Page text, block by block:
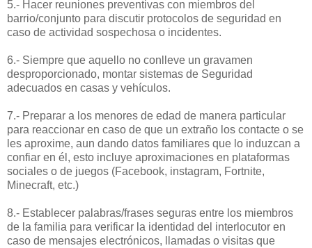
5.- Hacer reuniones preventivas con miembros del
barrio/conjunto para discutir protocolos de seguridad en
caso de actividad sospechosa o incidentes.
6.- Siempre que aquello no conlleve un gravamen
desproporcionado, montar sistemas de Seguridad
adecuados en casas y vehículos.
7.- Preparar a los menores de edad de manera particular
para reaccionar en caso de que un extraño los contacte o se
les aproxime, aun dando datos familiares que lo induzcan a
confiar en él, esto incluye aproximaciones en plataformas
sociales o de juegos (Facebook, instagram, Fortnite,
Minecraft, etc.)
8.- Establecer palabras/frases seguras entre los miembros
de la familia para verificar la identidad del interlocutor en
caso de mensajes electrónicos, llamadas o visitas que